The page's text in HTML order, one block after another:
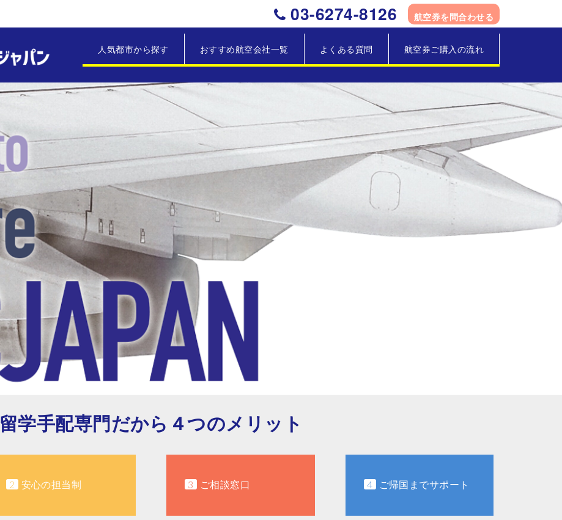
03-6274-8126 航空券を問合わせる
人気都市から探す おすすめ航空会社一覧 よくある質問 航空券ご購入の流れ
留学手配専門だから４つのメリット
2 安心の担当制 3 ご相談窓口 4 ご帰国までサポート